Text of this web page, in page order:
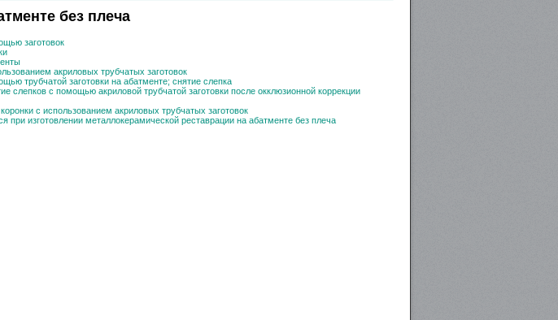
без плеча
заготовок
акриловых трубчатых заготовок
трубчатой заготовки на абатменте; снятие слепка
слепков с помощью акриловой трубчатой заготовки после окклюзионной коррекции
с использованием акриловых трубчатых заготовок
при изготовлении металлокерамической реставрации на абатменте без плеча